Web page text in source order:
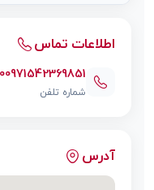
اطلاعات تماس
00971542369851
شماره تلفن
آدرس